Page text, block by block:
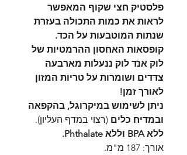
פלסטיק חצי שקוף המאפשר
לראות את כמות התכולה בעזרת
שנתות המוטבעות על הכד.
קופסאות האחסון ההרמטיות של
לוק אנד לוק ננעלות מארבעה
צדדים ושומרות על טריות המזון
לאורך זמן!
ניתן לשימוש במיקרוגל, בהקפאה
ובמדיח כלים (רצוי במדף העליון).
ללא BPA וללא Phthalate.
אורך: 187 מ"מ.